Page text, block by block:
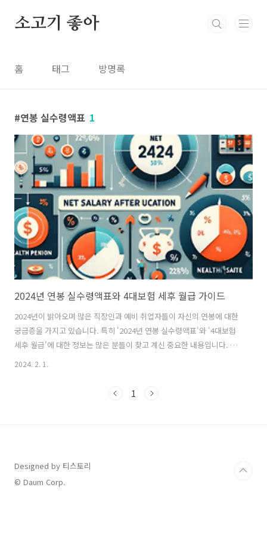
소고기 좋아
홈 태그 방명록
연봉 실수령액표 1
2024년 연봉 실수령액표와 4대보험 세후 월급 가이드
2024년이 밝아오며 많은 직장인과 예비 취업자들이 자신의 연봉에 대한
궁금증을 가지고 있습니다. 특히 '2024년 연봉 실수령액표'와 '4대보험
세후 월급'에 대한 정보는 많은 분들이 찾고 계신 중요한 내용입니다. 이
글에서는 해당 주제에 대해 심층 분석하여, 여러분이 궁금해 하시는 모든
대보험 세후 월급에 대해 자세히 알아보도록 하겠습니다. 연봉 실수령액
2024. 2. 1.
1
Designed by 티스토리
© Daum Corp.